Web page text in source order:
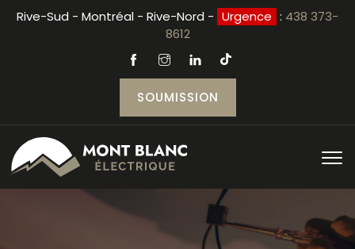
Rive-Sud - Montréal - Rive-Nord - Urgence : 438 373-
8612
SOUMISSION